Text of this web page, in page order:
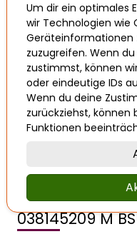
VW Golf 4 Bora
038145209 M
Inkl. MwSt. 19%
€ 65,49
Auf Lager
In
Um dir ein optimales
wir Technologien wie
Geräteinformationen
zuzugreifen. Wenn
zustimmst, können
oder eindeutige IDs
Wenn du deine
zurückziehst,
Funktionen